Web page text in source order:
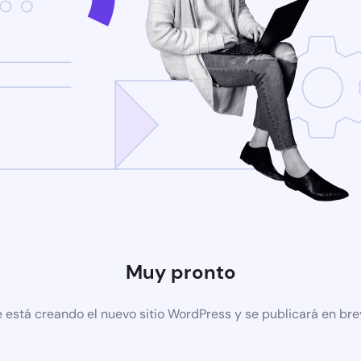
Muy pronto
está creando el nuevo sitio WordPress y se publicará en